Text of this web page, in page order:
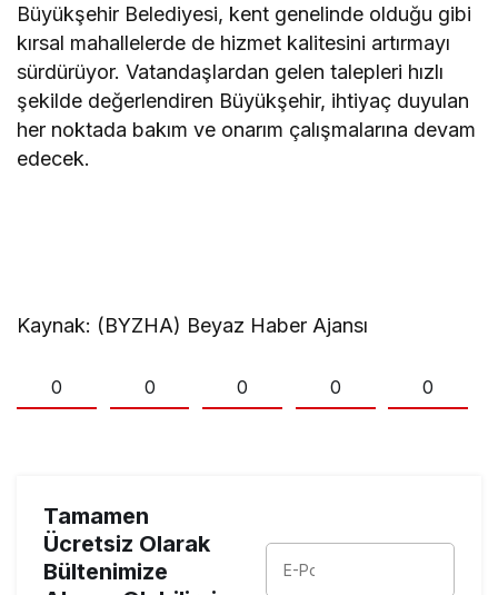
Büyükşehir Belediyesi, kent genelinde olduğu gibi
kırsal mahallelerde de hizmet kalitesini artırmayı
sürdürüyor. Vatandaşlardan gelen talepleri hızlı
şekilde değerlendiren Büyükşehir, ihtiyaç duyulan
her noktada bakım ve onarım çalışmalarına devam
edecek.
Kaynak: (BYZHA) Beyaz Haber Ajansı
0 0 0 0 0
Tamamen
Ücretsiz Olarak
Bültenimize